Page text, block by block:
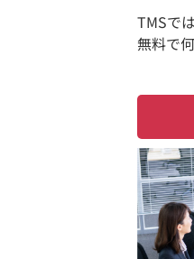
TMSで
無料で